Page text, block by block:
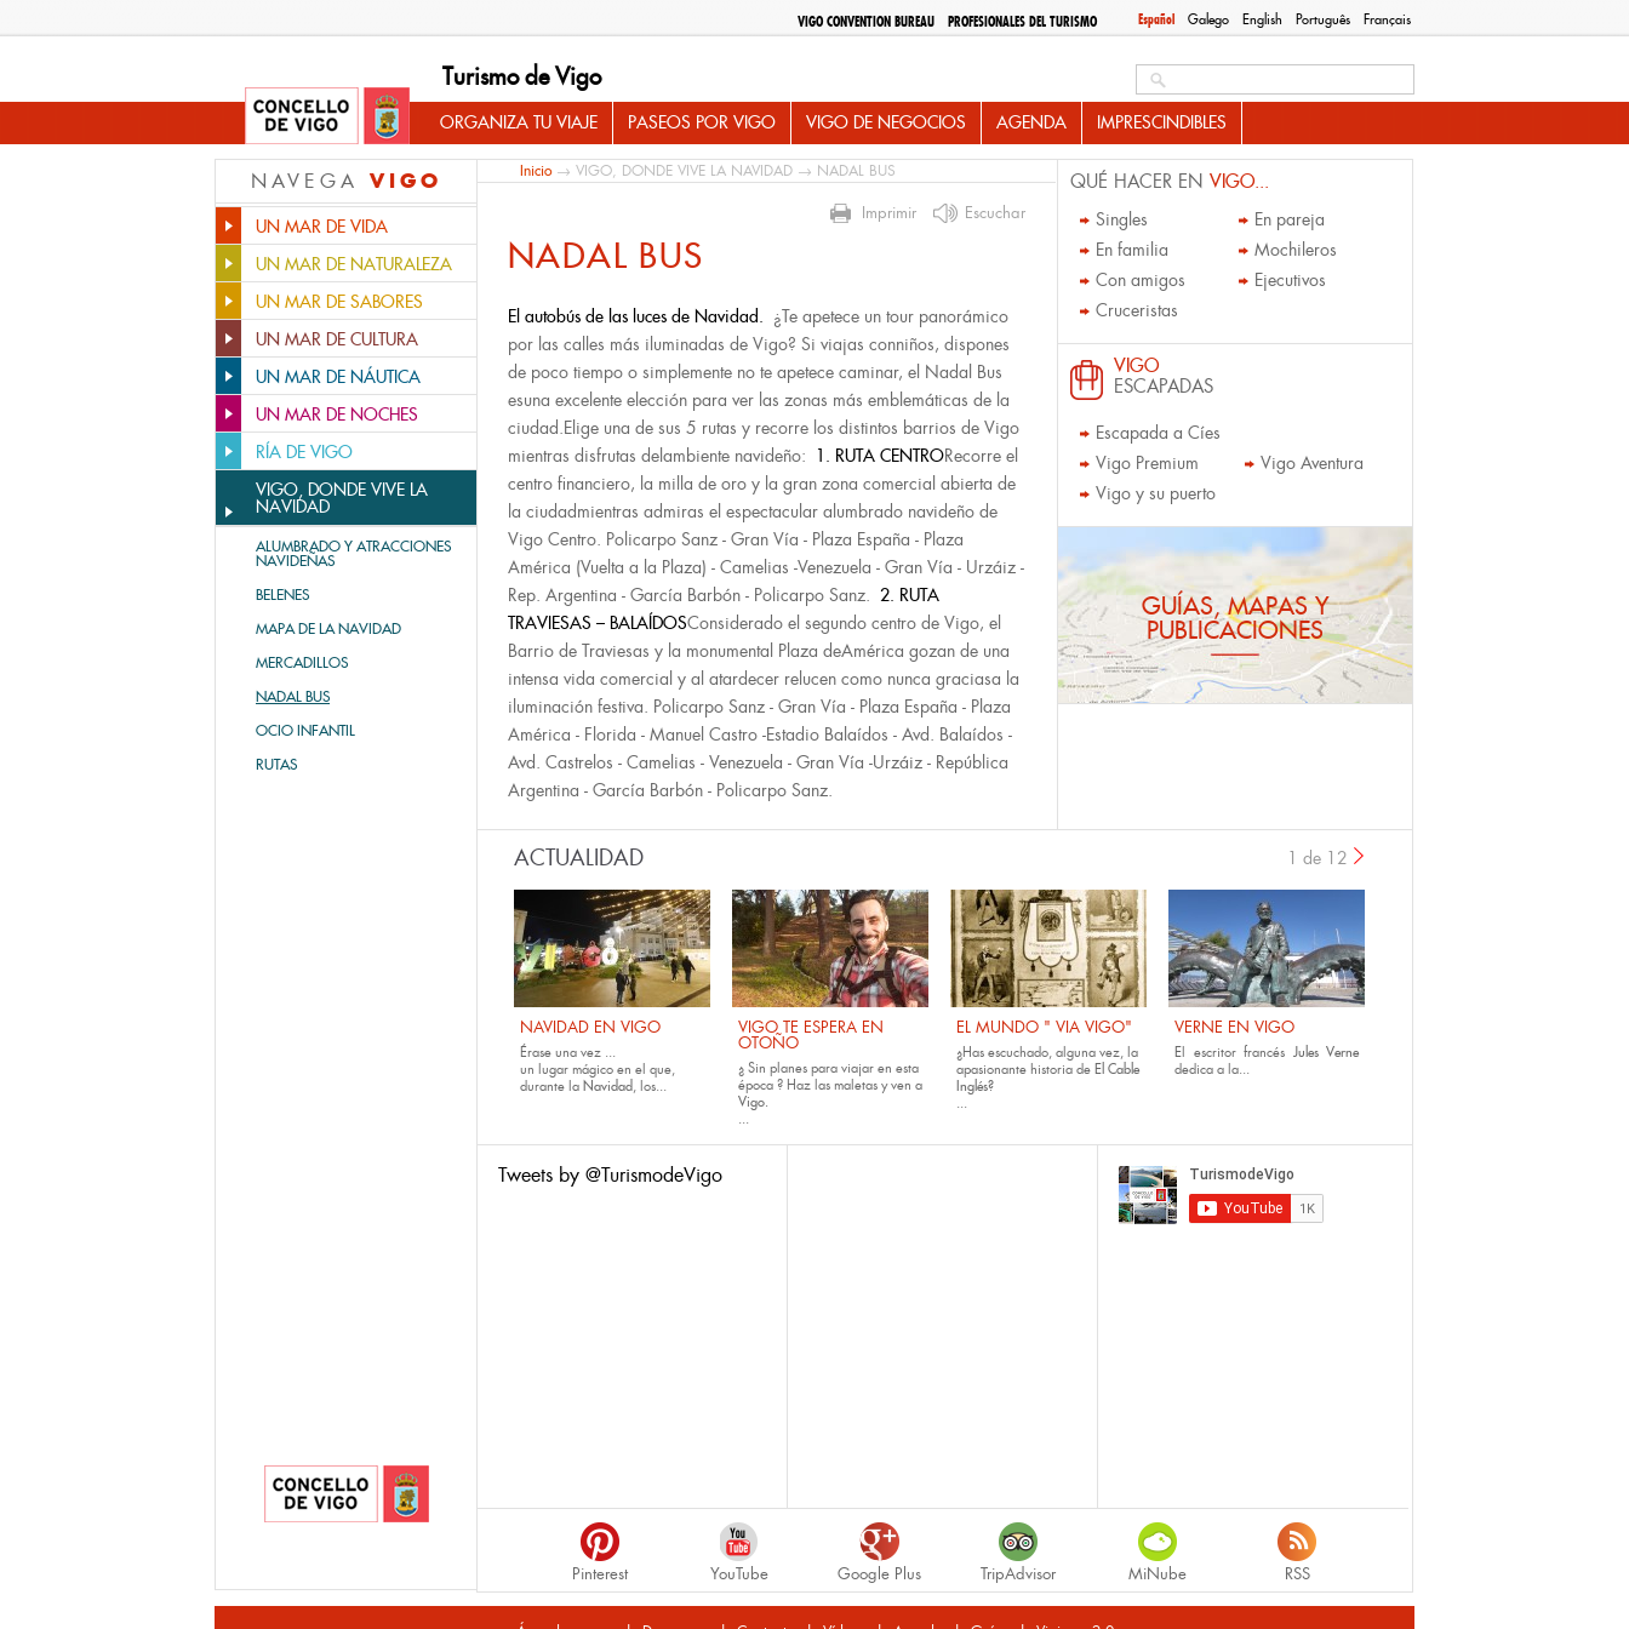
Español Galego English Português Français
VIGO CONVENTION BUREAU PROFESIONALES DEL TURISMO
Turismo de Vigo
ORGANIZA TU VIAJE PASEOS POR VIGO VIGO DE NEGOCIOS AGENDA IMPRESCINDIBLES
NAVEGA VIGO
UN MAR DE VIDA
UN MAR DE NATURALEZA
UN MAR DE SABORES
UN MAR DE CULTURA
UN MAR DE NÁUTICA
UN MAR DE NOCHES
RÍA DE VIGO
VIGO, DONDE VIVE LA
NAVIDAD
ALUMBRADO Y ATRACCIONES
NAVIDEÑAS
BELENES
MAPA DE LA NAVIDAD
MERCADILLOS
NADAL BUS
OCIO INFANTIL
RUTAS
Inicio→ VIGO, DONDE VIVE LA NAVIDAD → NADAL BUS
Imprimir Escuchar
NADAL BUS
El autobús de las luces de Navidad. ¿Te apetece un tour panorámico
por las calles más iluminadas de Vigo? Si viajas conniños, dispones
de poco tiempo o simplemente no te apetece caminar, el Nadal Bus
esuna excelente elección para ver las zonas más emblemáticas de la
ciudad.Elige una de sus 5 rutas y recorre los distintos barrios de Vigo
mientras disfrutas delambiente navideño:
1. RUTA CENTRORecorre el
centro financiero, la milla de oro y la gran zona comercial abierta de
la ciudadmientras admiras el espectacular alumbrado navideño de
Vigo Centro. Policarpo Sanz - Gran Vía - Plaza España - Plaza
América (Vuelta a la Plaza) - Camelias -Venezuela - Gran Vía - Urzáiz -
Rep. Argentina - García Barbón - Policarpo Sanz. 2. RUTA
TRAVIESAS – BALAÍDOSConsiderado el segundo centro de Vigo, el
Barrio de Traviesas y la monumental Plaza deAmérica gozan de una
intensa vida comercial y al atardecer relucen como nunca graciasa la
iluminación festiva. Policarpo Sanz - Gran Vía - Plaza España - Plaza
América - Florida - Manuel Castro -Estadio Balaídos - Avd. Balaídos -
Avd. Castrelos - Camelias - Venezuela - Gran Vía -Urzáiz - República
Argentina - García Barbón - Policarpo Sanz.
QUÉ HACER EN VIGO...
Singles
En pareja
En familia
Mochileros
Con amigos
Ejecutivos
Cruceristas
VIGO
ESCAPADAS
Escapada a Cíes
Vigo Premium
Vigo Aventura
Vigo y su puerto
GUÍAS, MAPAS Y
PUBLICACIONES
ACTUALIDAD
NAVIDAD EN VIGO
Érase una vez ...
un lugar mágico en el que,
durante la Navidad, los...
VIGO TE ESPERA EN
OTOÑO
¿ Sin planes para viajar en esta
época ? Haz las maletas y ven a
Vigo.
...
EL MUNDO " VIA VIGO"
¿Has escuchado, alguna vez, la
apasionante historia de El Cable
Inglés?
...
VERNE EN VIGO
E l escritor francés Jules Verne
dedica a la...
1 de 12
Tweets by @TurismodeVigo
Pinterest YouTube Google Plus TripAdvisor MiNube RSS